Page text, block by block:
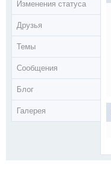
Изменения статуса
Друзья
Темы
Сообщения
Блог
Галерея